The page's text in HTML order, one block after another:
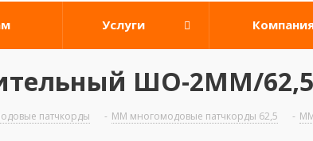
Услуги
ШО-2MM/62,5-
патчкорды - ММ многомодовые патчкорды 62,5 -